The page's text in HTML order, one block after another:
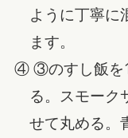
ように丁寧に
ます。
④ ③のすし飯を
る。スモーク
せて丸める。